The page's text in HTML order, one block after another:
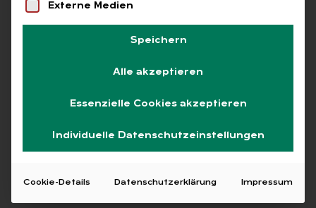
Alle Free Abo L+G +
Keine Beiträge gefunden
Externe Medien
Speichern
Alle akzeptieren
Essenzielle Cookies akzeptieren
Individuelle Datenschutzeinstellungen
Cookie-Details Datenschutzerklärung Impressum